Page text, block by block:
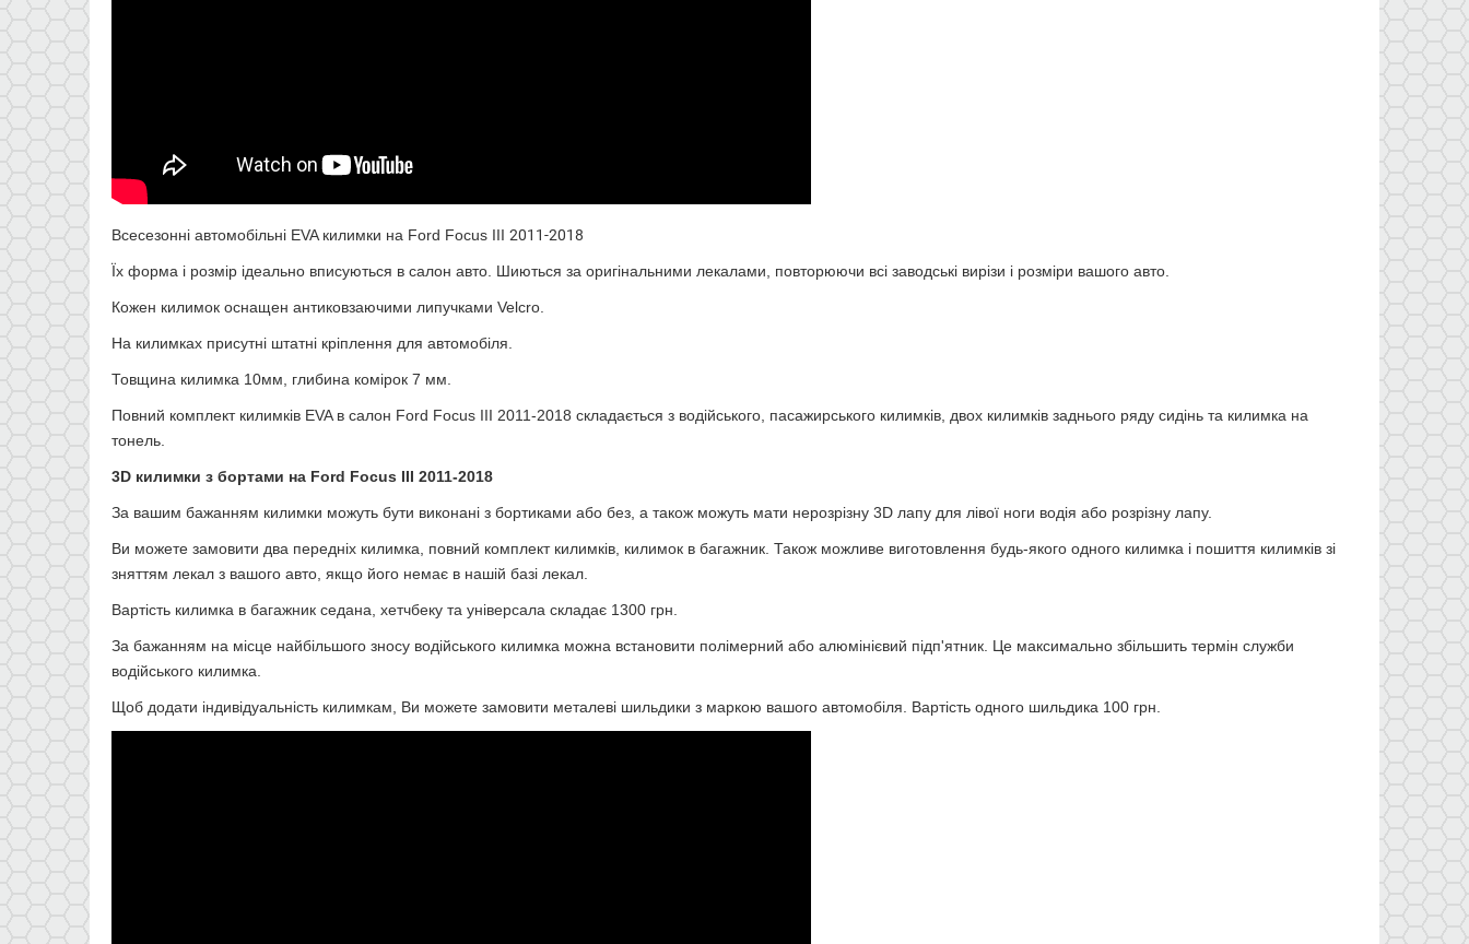
Всесезонні автомобільні EVA килимки на Ford Focus III 2011-2018
Їх форма і розмір ідеально вписуються в салон авто. Шиються за оригінальними лекалами, повторюючи всі заводські вирізи і розміри вашого авто.
Кожен килимок оснащен антиковзаючими липучками Velcro.
На килимках присутні штатні кріплення для автомобіля.
Товщина килимка 10мм, глибина комірок 7 мм.
Повний комплект килимків EVA в салон Ford Focus III 2011-2018 складається з водійського, пасажирського килимків, двох килимків заднього ряду сидінь та килимка на
тонель.
3D килимки з бортами на Ford Focus III 2011-2018
За вашим бажанням килимки можуть бути виконані з бортиками або без, а також можуть мати нерозрізну 3D лапу для лівої ноги водія або розрізну лапу.
Ви можете замовити два передніх килимка, повний комплект килимків, килимок в багажник. Також можливе виготовлення будь-якого одного килимка і пошиття килимків зі
зняттям лекал з вашого авто, якщо його немає в нашій базі лекал.
Вартість килимка в багажник седана, хетчбеку та універсала складає 1300 грн
За бажанням на місце найбільшого зносу водійського килимка можна встановити полімерний або алюмінієвий підп'ятник. Це максимально збільшить термін служби
водійського килимка.
Щоб додати індивідуальність килимкам, Ви можете замовити металеві шильдики з маркою вашого автомобіля. Вартiсть одного шильдика 100 грн.